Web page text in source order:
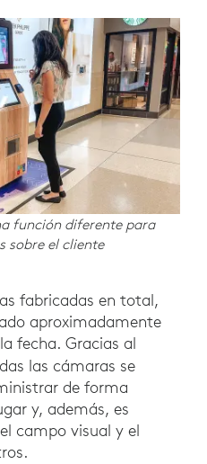
función diferente para
sobre el cliente
fabricadas en total,
aproximadamente
fecha. Gracias al
las cámaras se
de forma
y, además, es
campo visual y el